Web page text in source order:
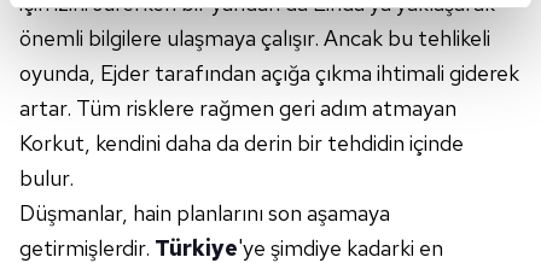
kalemimiz olduğunu sizlere hatırlatmak isteriz.
Her halükârda, kullanıcılar, bu çerezlere izin vermedikleri
takdirde, kullanıcılara hedefli reklamlar
gösterilmeyecektir."
Sizlere daha iyi bir hizmet sunabilmek için İnternet
Sitemizde kendimize ve üçüncü kişilere ait çerezler
kullanılmaktadır. Bu çerezler vasıtasıyla çeşitli kişisel
önemli bilgilere ulaşmaya çalışır. Ancak bu tehlikeli
oyunda, Ejder tarafından açığa çıkma ihtimali giderek
artar. Tüm risklere rağmen geri adım atmayan
Korkut, kendini daha da derin bir tehdidin içinde
bulur.
Düşmanlar, hain planlarını son aşamaya
getirmişlerdir. Türkiye'ye şimdiye kadarki en